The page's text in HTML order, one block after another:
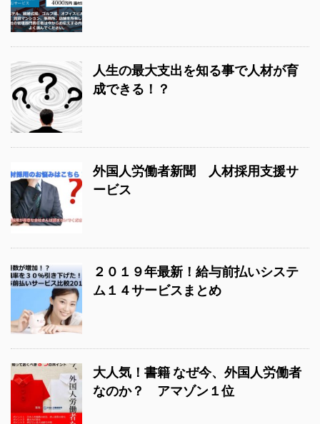
人生の最大支出を知る事で人材が育
成できる！？
外国人労働者新聞 人材採用支援サ
ービス
２０１９年最新！給与前払いシステ
ム１４サービスまとめ
大人気！書籍 なぜ今、外国人労働者
なのか？ アマゾン１位